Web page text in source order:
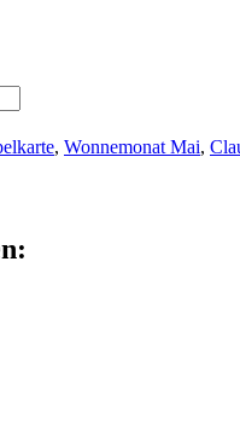
, Wonnemonat Mai,